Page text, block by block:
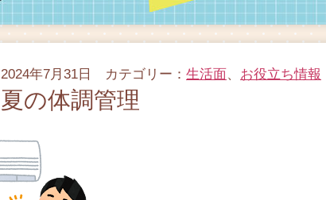
2024年7月31日 カテゴリー： 生活面、 お役立ち情報
夏の体調管理